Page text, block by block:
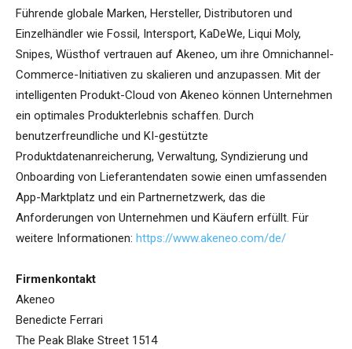
Führende globale Marken, Hersteller, Distributoren und
Einzelhändler wie Fossil, Intersport, KaDeWe, Liqui Moly,
Snipes, Wüsthof vertrauen auf Akeneo, um ihre Omnichannel-
Commerce-Initiativen zu skalieren und anzupassen. Mit der
intelligenten Produkt-Cloud von Akeneo können Unternehmen
ein optimales Produkterlebnis schaffen. Durch
benutzerfreundliche und KI-gestützte
Produktdatenanreicherung, Verwaltung, Syndizierung und
Onboarding von Lieferantendaten sowie einen umfassenden
App-Marktplatz und ein Partnernetzwerk, das die
Anforderungen von Unternehmen und Käufern erfüllt. Für
weitere Informationen: https://www.akeneo.com/de/
Firmenkontakt
Akeneo
Benedicte Ferrari
The Peak Blake Street 1514